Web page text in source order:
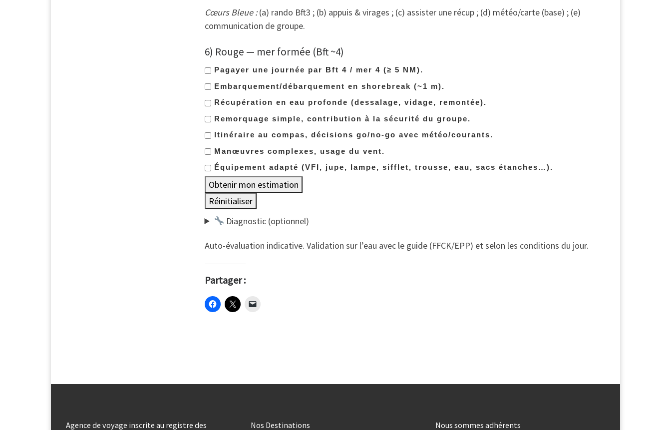
Cœurs Bleue :(a) rando Bft3 ; (b) appuis & virages ; (c) assister une récup ; (d) météo/carte (base) ; (e)
communication de groupe.
6) Rouge — mer formée (Bft ~4)
Pagayer une journée par Bft 4 / mer 4 (≥ 5 NM).
Embarquement/débarquement en shorebreak (~1 m).
Récupération en eau profonde (dessalage, vidage, remontée).
Remorquage simple, contribution à la sécurité du groupe.
Itinéraire au compas, décisions go/no-go avec météo/courants.
Manœuvres complexes, usage du vent.
Équipement adapté (VFI, jupe, lampe, sifflet, trousse, eau, sacs étanches…).
Obtenir mon estimation
Réinitialiser
Diagnostic (optionnel)
Auto-évaluation indicative. Validation sur l’eau avec le guide (FFCK/EPP) et selon les conditions du jour.
Partager :
Agence de voyage inscrite au registre des Nos Destinations Nous sommes adhérents